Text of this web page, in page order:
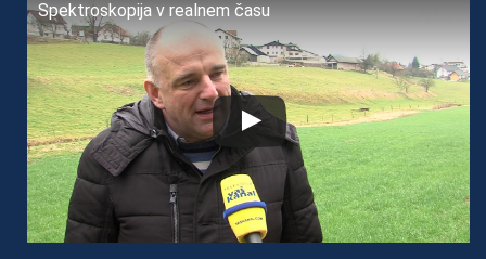
Spektroskopija v realnem času